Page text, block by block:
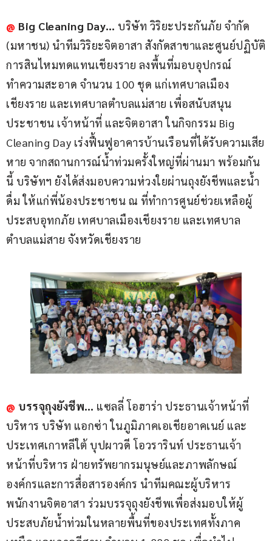
@ Big Cleaning Day… บริษัท วิริยะประกันภัย จำกัด
(มหาชน) นำทีมวิริยะจิตอาสา สังกัดสาขาและศูนย์ปฏิบัติ
การสินไหมทดแทนเชียงราย ลงพื้นที่มอบอุปกรณ์
ทำความสะอาด จำนวน 100 ชุด แก่เทศบาลเมือง
เชียงราย และเทศบาลตำบลแม่สาย เพื่อสนับสนุน
ประชาชน เจ้าหน้าที่ และจิตอาสา ในกิจกรรม Big
Cleaning Day เร่งฟื้นฟูอาคารบ้านเรือนที่ได้รับความเสีย
หาย จากสถานการณ์น้ำท่วมครั้งใหญ่ที่ผ่านมา พร้อมกัน
นี้ บริษัทฯ ยังได้ส่งมอบความห่วงใยผ่านถุงยังชีพและน้ำ
ดื่ม ให้แก่พี่น้องประชาชน ณ ที่ทำการศูนย์ช่วยเหลือผู้
ประสบอุทกภัย เทศบาลเมืองเชียงราย และเทศบาล
ตำบลแม่สาย จังหวัดเชียงราย
@ บรรจุถุงยังชีพ… แซลลี่ โอฮาร่า ประธานเจ้าหน้าที่
บริหาร บริษัท แอกซ่า ในภูมิภาคเอเชียอาคเนย์ และ
ประเทศเกาหลีใต้ บุปผาวดี โอวรารินท์ ประธานเจ้า
หน้าที่บริหาร ฝ่ายทรัพยากรมนุษย์และภาพลักษณ์
องค์กรและการสื่อสารองค์กร นำทีมคณะผู้บริหาร
พนักงานจิตอาสา ร่วมบรรจุถุงยังชีพเพื่อส่งมอบให้ผู้
ประสบภัยน้ำท่วมในหลายพื้นที่ของประเทศทั้งภาค